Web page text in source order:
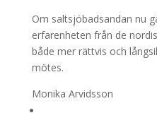
Om saltsjöbadsandan nu
erfarenheten från de
både mer rättvis och
mötes.
Monika Arvidsson